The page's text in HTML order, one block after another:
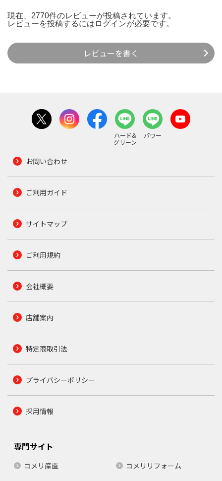
現在、2770件のレビューが投稿されています。
レビューを投稿するには ログインが必要です。
レビューを書く
ハード&
グリーン
パワー
お問い合わせ
ご利用ガイド
サイトマップ
ご利用規約
会社概要
店舗案内
特定商取引法
プライバシーポリシー
採用情報
専門サイト
コメリ産直
コメリリフォーム